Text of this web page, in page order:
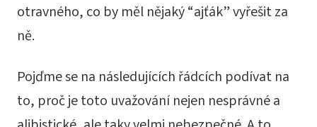
otravného, co by měl nějaký “ajťák” vyřešit za
ně.
Pojďme se na následujících řádcích podívat na
to, proč je toto uvažování nejen nesprávné a